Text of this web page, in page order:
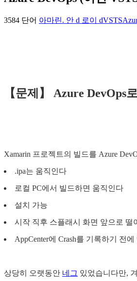
3584 단어 아마린. 안 d 로이 dVSTS
【문제】 Azure DevOps
Xamarin 프로젝트의 빌드를 Azure
.ipa는 움직인다
로컬 PC에서 빌드하면 움직인다
설치 가능
시작 직후 스플래시 화면 앞으로 떨
AppCenter에 Crash를 기록하기 전
상당히 오랫동안 네그 있었습니다만,